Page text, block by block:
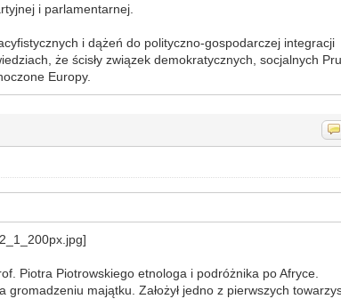
i parlamentarnej.
i dążeń do polityczno-gospodarczej integracji
że ścisły związek demokratycznych, socjalnych
Europy.
Piotra Piotrowskiego etnologa i podróżnika po Afryce.
gromadzeniu majątku. Założył jedno z pierwszych